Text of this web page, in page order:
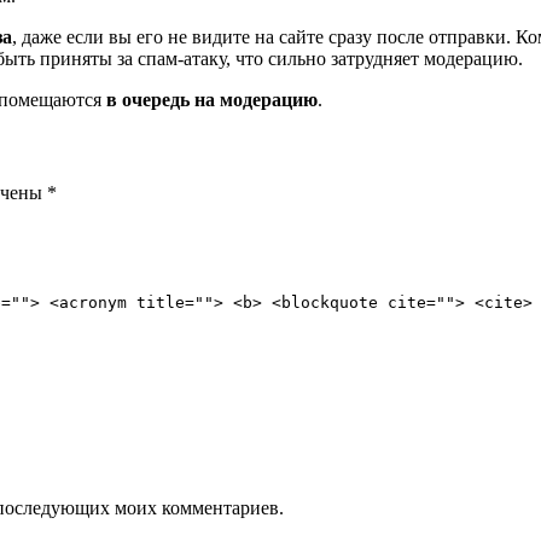
, даже если вы его не видите на сайте сразу после отправки.
приняты за спам-атаку, что сильно затрудняет модерацию.
в очередь на модерацию.
*
<acronym title=""> <b> <blockquote cite=""> <cite>
моих комментариев.